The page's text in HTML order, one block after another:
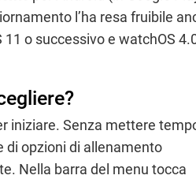
l’ha resa fruibile
11 o successivo e watchOS
iniziare. Senza mettere
di opzioni di allenamento
Nella barra del menu tocca